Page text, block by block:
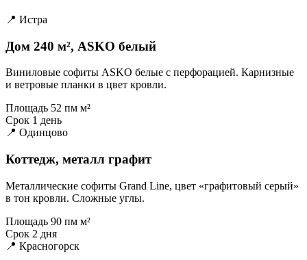
📍 Истра
Дом 240 м², ASKO белый
Виниловые софиты ASKO белые с перфорацией. Карнизные
и ветровые планки в цвет кровли.
Площадь 52 пм м²
Срок 1 день
📍 Одинцово
Коттедж, металл графит
Металлические софиты Grand Line, цвет «графитовый серый»
в тон кровли. Сложные углы.
Площадь 90 пм м²
Срок 2 дня
📍 Красногорск